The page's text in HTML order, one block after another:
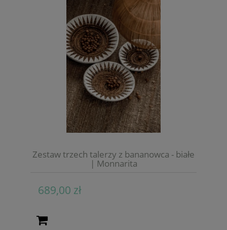
Zestaw trzech talerzy z bananowca - białe
| Monnarita
689,00 zł